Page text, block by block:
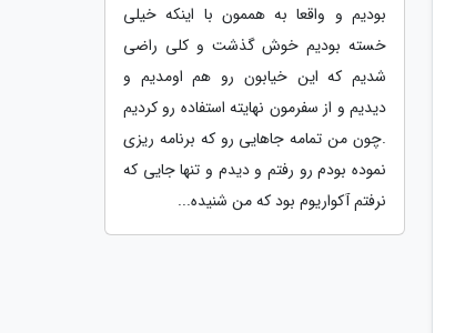
بودیم و واقعا به هممون با اینکه خیلی
خسته بودیم خوش گذشت و کلی راضی
شدیم که این خیابون رو هم اومدیم و
دیدیم و از سفرمون نهایته استفاده رو کردیم
.چون من تمامه جاهایی رو که برنامه ریزی
نموده بودم رو رفتم و دیدم و تنها جایی که
نرفتم آکواریوم بود که من شنیده...